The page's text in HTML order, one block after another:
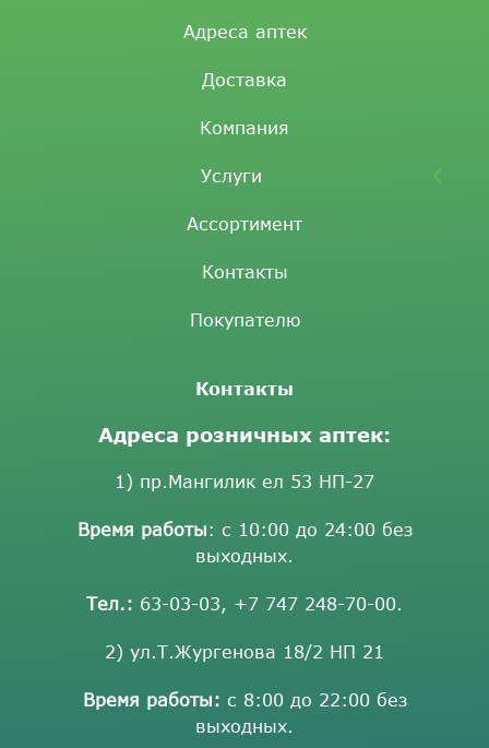
Адреса аптек
Доставка
Компания
Услуги
Ассортимент
Контакты
Покупателю
Контакты
Адреса розничных аптек:
1) пр.Мангилик ел 53 НП-27
Время работы: с 10:00 до 24:00 без
выходных.
Тел.: 63-03-03, +7 747 248-70-00.
2) ул.Т.Жургенова 18/2 НП 21
Время работы: с 8:00 до 22:00 без
выходных.